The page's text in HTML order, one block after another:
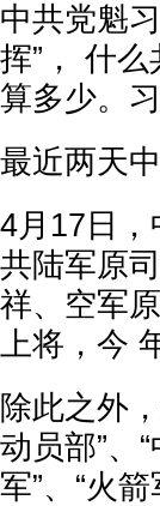
中共党魁
挥”， 什
算多少。
最近两天
4月17日
共陆军原
祥、空军
上将，今
除此之外
动员部”、
军”、“火